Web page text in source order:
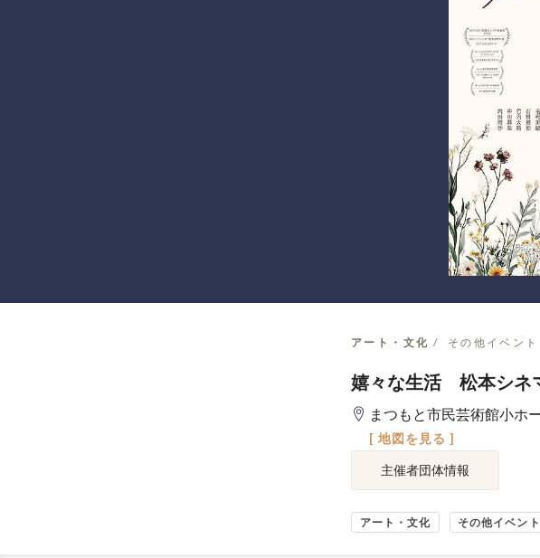
アート・文化 その他イベント
嬉々な生活 松本シネ
まつもと市民芸術館小ホ
[ 地図を見る ]
主催者団体情報
アート・文化 その他イベント